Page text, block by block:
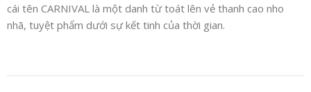
cái tên CARNIVAL là một danh từ toát lên vẻ thanh cao nho
nhã, tuyệt phẩm dưới sự kết tinh của thời gian.